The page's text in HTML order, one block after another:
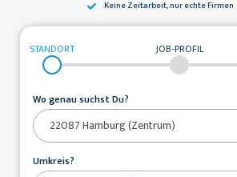
Keine Zeitarbeit,nur echte Firmen
STANDORT JOB-PROFIL
Wo genau suchst Du?
Umkreis?